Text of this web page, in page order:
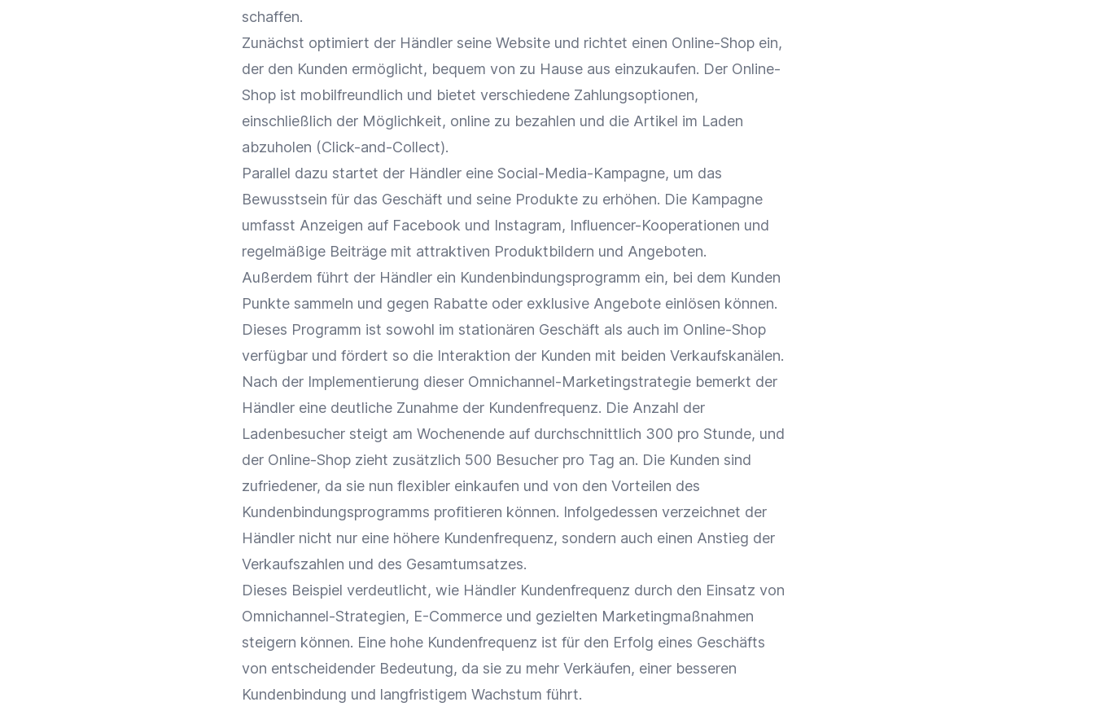
schaffen.
Zunächst optimiert der Händler seine Website und richtet einen Online-Shop ein,
der den Kunden ermöglicht, bequem von zu Hause aus einzukaufen. Der Online-
Shop ist mobilfreundlich und bietet verschiedene Zahlungsoptionen,
einschließlich der Möglichkeit, online zu bezahlen und die Artikel im Laden
abzuholen (Click-and-Collect).
Parallel dazu startet der Händler eine Social-Media-Kampagne, um das
Bewusstsein für das Geschäft und seine Produkte zu erhöhen. Die Kampagne
umfasst Anzeigen auf Facebook und Instagram, Influencer-Kooperationen und
regelmäßige Beiträge mit attraktiven Produktbildern und Angeboten.
Außerdem führt der Händler ein Kundenbindungsprogramm ein, bei dem Kunden
Punkte sammeln und gegen Rabatte oder exklusive Angebote einlösen können.
Dieses Programm ist sowohl im stationären Geschäft als auch im Online-Shop
verfügbar und fördert so die Interaktion der Kunden mit beiden Verkaufskanälen.
Nach der Implementierung dieser Omnichannel-Marketingstrategie bemerkt der
Händler eine deutliche Zunahme der Kundenfrequenz. Die Anzahl der
Ladenbesucher steigt am Wochenende auf durchschnittlich 300 pro Stunde, und
der Online-Shop zieht zusätzlich 500 Besucher pro Tag an. Die Kunden sind
zufriedener, da sie nun flexibler einkaufen und von den Vorteilen des
Kundenbindungsprogramms profitieren können. Infolgedessen verzeichnet der
Händler nicht nur eine höhere Kundenfrequenz, sondern auch einen Anstieg der
Verkaufszahlen und des Gesamtumsatzes.
Dieses Beispiel verdeutlicht, wie Händler Kundenfrequenz durch den Einsatz von
Omnichannel-Strategien, E-Commerce und gezielten Marketingmaßnahmen
steigern können. Eine hohe Kundenfrequenz ist für den Erfolg eines Geschäfts
von entscheidender Bedeutung, da sie zu mehr Verkäufen, einer besseren
Kundenbindung und langfristigem Wachstum führt.